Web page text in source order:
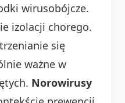
wirusobójcze.
izolacji chorego.
się
ważne w
Norowirusy